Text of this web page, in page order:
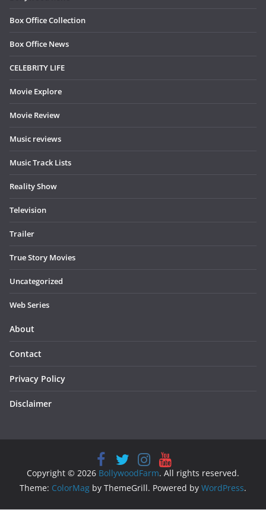
Box Office Collection
Box Office News
CELEBRITY LIFE
Movie Explore
Movie Review
Music reviews
Music Track Lists
Reality Show
Television
Trailer
True Story Movies
Uncategorized
Web Series
About
Contact
Privacy Policy
Disclaimer
Copyright © 2026 BollywoodFarm. All rights reserved.
Theme: ColorMag by ThemeGrill. Powered by WordPress.